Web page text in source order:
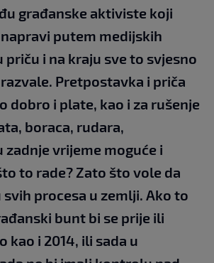
građanske aktiviste koji
putem medijskih
priču i na kraju sve to svjesno
Pretpostavka i priča
dobro i plate, kao i za rušenje
boraca, rudara,
zadnje vrijeme moguće i
to rade? Zato što vole da
procesa u zemlji. Ako to
bunt bi se prije ili
kao i 2014, ili sada u